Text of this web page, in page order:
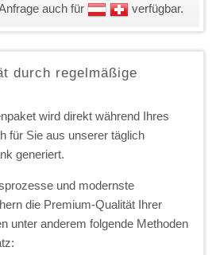
auch für verfügbar.
durch regelmäßige
wird direkt während Ihres
für Sie aus unserer täglich
generiert.
und modernste
die Premium-Qualität Ihrer
unter anderem folgende Methoden